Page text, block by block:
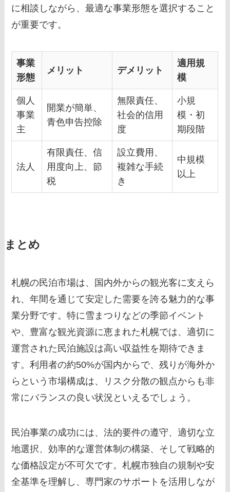
に相談しながら、最適な事業形態を選択すること
が重要です。
事業
形態
メリット デメリット
適用規
模
個人
事業
主
開業が簡単、
青色申告控除
無限責任、
社会的信用
度
小規
模・初
期段階
法人
有限責任、信
用度向上、節
税
設立費用、
複雑な手続
き
中規模
以上
まとめ
札幌の民泊市場は、国内外からの観光客に支えら
れ、年間を通じて安定した需要を誇る魅力的な事
業分野です。特に雪まつりなどの季節イベント
や、豊富な観光資源に恵まれた札幌では、適切に
運営された民泊施設は高い収益性を期待できま
す。利用者の約50%が国内からで、残りが海外か
らという市場構成は、リスク分散の観点からも非
常にバランスの良い状況といえるでしょう。
民泊事業の成功には、法的要件の遵守、適切な立
地選択、効率的な運営体制の構築、そして戦略的
な価格設定が不可欠です。札幌市独自の規制や安
全基準を理解し、専門家のサポートを活用しなが